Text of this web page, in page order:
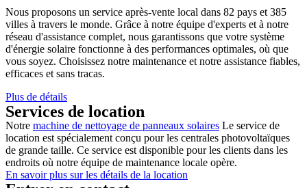
Nous proposons un service après-vente local dans 82 pays et 385
villes à travers le monde. Grâce à notre équipe d'experts et à notre
réseau d'assistance complet, nous garantissons que votre système
d'énergie solaire fonctionne à des performances optimales, où que
vous soyez. Choisissez notre maintenance et notre assistance fiables,
efficaces et sans tracas.
Plus de détails
Services de location
Notre machine de nettoyage de panneaux solaires Le service de
location est spécialement conçu pour les centrales photovoltaïques
de grande taille. Ce service est disponible pour les clients dans les
endroits où notre équipe de maintenance locale opère.
En savoir plus sur les détails de la location